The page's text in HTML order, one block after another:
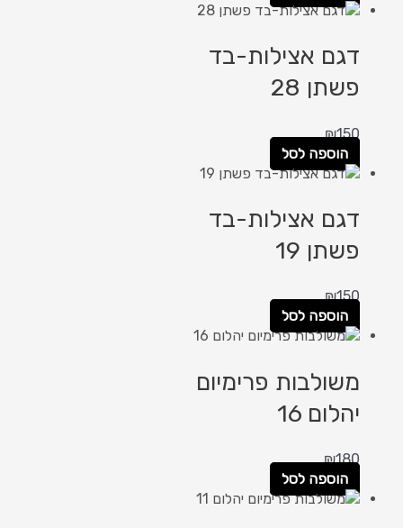
דגם אצילות-בד
פשתן 28
₪150
הוספה לסל
דגם אצילות-בד
פשתן 19
₪150
הוספה לסל
משולבות פרימיום
יהלום 16
₪180
הוספה לסל